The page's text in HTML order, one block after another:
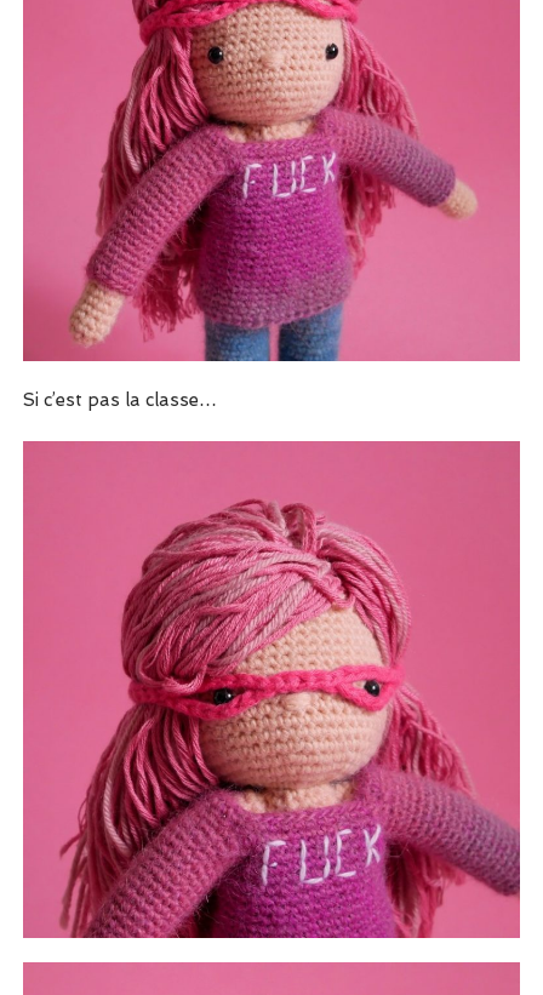
Si c’est pas la classe…